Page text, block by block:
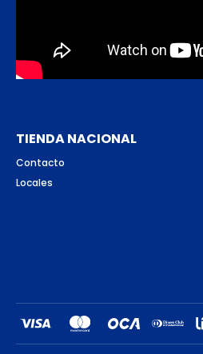
TIENDA NACIONAL
Contacto
Locales